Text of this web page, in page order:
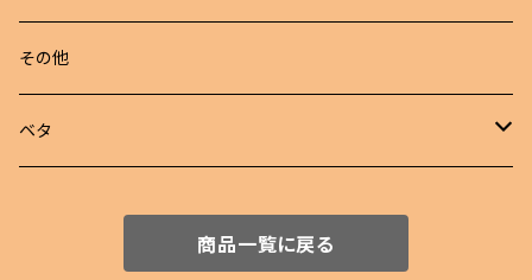
若魚
東錦
らんちゅう
めだか 定額
めだか セット
その他
ベタ
商品一覧に戻る